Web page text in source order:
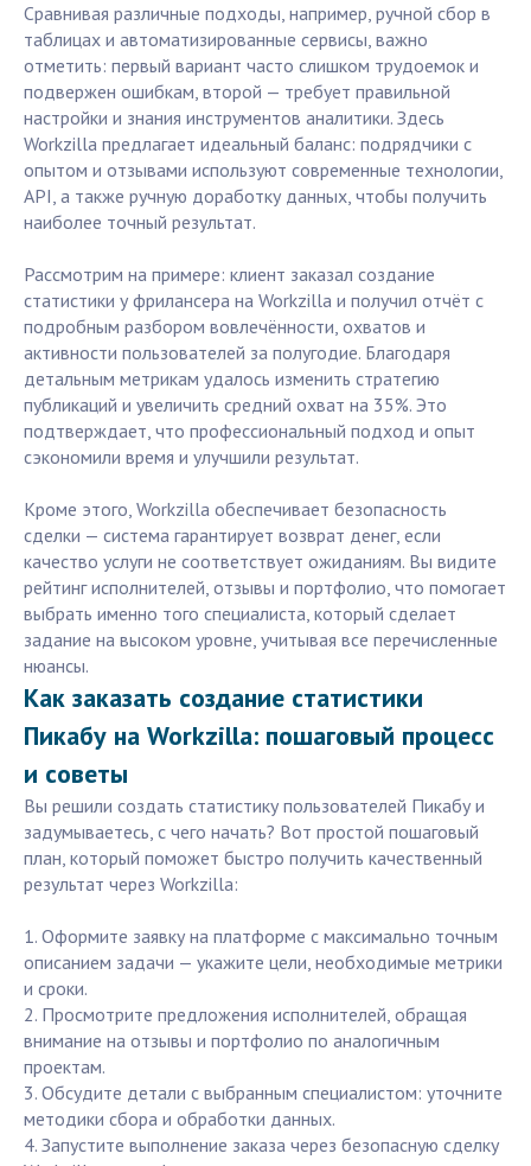
Сравнивая различные подходы, например, ручной сбор в
таблицах и автоматизированные сервисы, важно
отметить: первый вариант часто слишком трудоемок и
подвержен ошибкам, второй — требует правильной
настройки и знания инструментов аналитики. Здесь
Workzilla предлагает идеальный баланс: подрядчики с
опытом и отзывами используют современные технологии,
API, а также ручную доработку данных, чтобы получить
наиболее точный результат.
Рассмотрим на примере: клиент заказал создание
статистики у фрилансера на Workzilla и получил отчёт с
подробным разбором вовлечённости, охватов и
активности пользователей за полугодие. Благодаря
детальным метрикам удалось изменить стратегию
публикаций и увеличить средний охват на 35%. Это
подтверждает, что профессиональный подход и опыт
сэкономили время и улучшили результат.
Кроме этого, Workzilla обеспечивает безопасность
сделки — система гарантирует возврат денег, если
качество услуги не соответствует ожиданиям. Вы видите
рейтинг исполнителей, отзывы и портфолио, что помогает
выбрать именно того специалиста, который сделает
задание на высоком уровне, учитывая все перечисленные
нюансы.
Как заказать создание статистики
Пикабу на Workzilla: пошаговый процесс
и советы
Вы решили создать статистику пользователей Пикабу и
задумываетесь, с чего начать? Вот простой пошаговый
план, который поможет быстро получить качественный
результат через Workzilla:
1. Оформите заявку на платформе с максимально точным
описанием задачи — укажите цели, необходимые метрики
и сроки.
2. Просмотрите предложения исполнителей, обращая
внимание на отзывы и портфолио по аналогичным
проектам.
3. Обсудите детали с выбранным специалистом: уточните
методики сбора и обработки данных.
4. Запустите выполнение заказа через безопасную сделку